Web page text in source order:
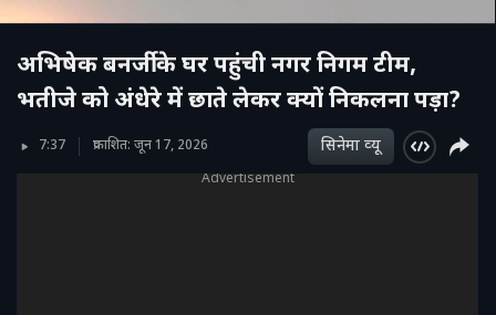
अभिषेक बनर्जी के घर पहुंची नगर निगम टीम,
भतीजे को अंधेरे में छाते लेकर क्यों निकलना पड़ा?
7:37 प्रकाशित: जून 17, 2026 सिनेमा व्‍यू
Advertisement